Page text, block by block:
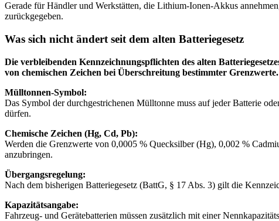
Gerade für Händler und Werkstätten, die Lithium-Ionen-Akkus
zurückgegeben.
Was sich nicht ändert seit dem alten Batteriegesetz
Die verbleibenden Kennzeichnungspflichten des alten
von chemischen Zeichen bei Überschreitung bestimmter Grenzwerte.
Mülltonnen-Symbol:
Das Symbol der durchgestrichenen Mülltonne muss auf jeder Batterie
dürfen.
Chemische Zeichen (Hg, Cd, Pb):
Werden die Grenzwerte von 0,0005 % Quecksilber (Hg), 0,002 %
anzubringen.
Übergangsregelung:
Nach dem bisherigen Batteriegesetz (BattG, § 17 Abs. 3) gilt die
Kapazitätsangabe:
Fahrzeug- und Gerätebatterien müssen zusätzlich mit einer